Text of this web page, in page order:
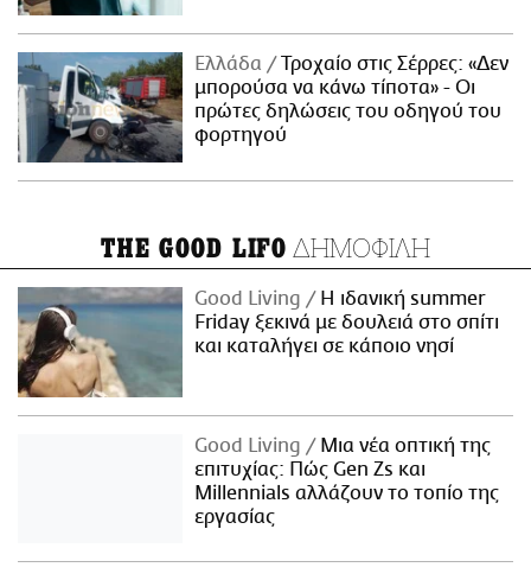
Ελλάδα
Τροχαίο στις Σέρρες: «Δεν
μπορούσα να κάνω τίποτα» - Οι
πρώτες δηλώσεις του οδηγού του
φορτηγού
THE GOOD LIFO ΔΗΜΟΦΙΛΗ
Good Living
Η ιδανική summer
Friday ξεκινά με δουλειά στο σπίτι
και καταλήγει σε κάποιο νησί
Good Living
Μια νέα οπτική της
επιτυχίας: Πώς Gen Zs και
Millennials αλλάζουν το τοπίο της
εργασίας